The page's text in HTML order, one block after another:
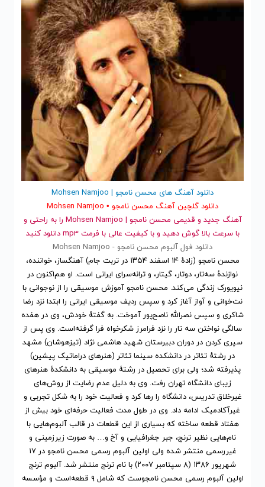
دانلود آهنگ های محسن نامجو | Mohsen Namjoo
دانلود گلچین آهنگ محسن نامجو • Mohsen Namjoo
آهنگ جدید
و قدیمی محسن نامجو | Mohsen Namjoo را به راحتی و
با سرعت بالا گوش دهید و با کیفیت عالی با فرمت mp3 دانلود کنید
دانلود فول آلبوم محسن نامجو - Mohsen Namjoo
محسن نامجو (زادهٔ ۱۴ اسفند ۱۳۵۴ در تربت جام) آهنگساز، خواننده،
نوازندهٔ سه‌تار، دوتار، گیتار، و ترانه‌سرای ایرانی است. او هم‌اکنون در
نیویورک زندگی می‌کند. محسن نامجو آموزش موسیقی را از نوجوانی با
نت‌خوانی و آواز آغاز کرد و سپس ردیف موسیقی ایرانی را ابتدا نزد رضا
شاکری و سپس نصرالله ناصح‌پور آموخت. به گفتهٔ خودش، وی در هفده
سالگی نواختن سه تار را نزد فرامرز شکرخواه فرا گرفته‌است. وی پس از
سپری کردن در دوران دبیرستان شهید هاشمی نژاد (تیزهوشان) مشهد
در رشتهٔ تئاتر در دانشکده سینما تئاتر (هنرهای دراماتیک پیشین)
پذیرفته شد؛ ولی برای تحصیل در رشتهٔ موسیقی به دانشکدهٔ هنرهای
زیبای دانشگاه تهران رفت. وی به دلیل عدم رضایت از روش‌های
غیرخلاق تدریس، دانشگاه را رها کرد و فعالیت خود را به شکل تجربی و
غیرآکادمیک ادامه داد. وی در طول مدت فعالیت حرفه‌ای خود بیش از
هفتاد قطعه ساخته که بسیاری از این قطعات در قالب آلبوم‌هایی با
نام‌هایی نظیر ترنج، جبر جغرافیایی و آخ و… به صورت زیرزمینی و
غیررسمی منتشر شده ولی اولین آلبوم رسمی محسن نامجو در ۱۷
شهریور ۱۳۸۶ (۸ سپتامبر ۲۰۰۷) با نام ترنج منتشر شد. آلبوم ترنج
اولین آلبوم رسمی محسن نامجوست که شامل ۹ قطعه‌است و مؤسسه